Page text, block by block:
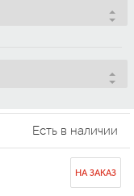
Есть в наличии
НА ЗАКАЗ